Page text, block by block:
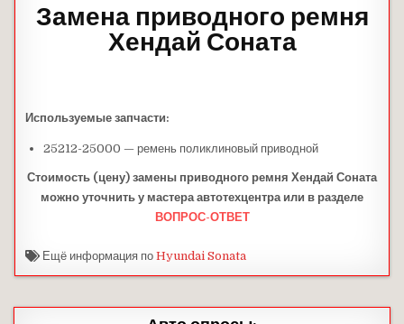
Замена приводного ремня
Хендай Соната
Используемые запчасти:
25212-25000 — ремень поликлиновый приводной
Стоимость (цену) замены приводного ремня Хендай Соната
можно уточнить у мастера автотехцентра или в разделе
ВОПРОС-ОТВЕТ
Ещё информация поHyundai Sonata